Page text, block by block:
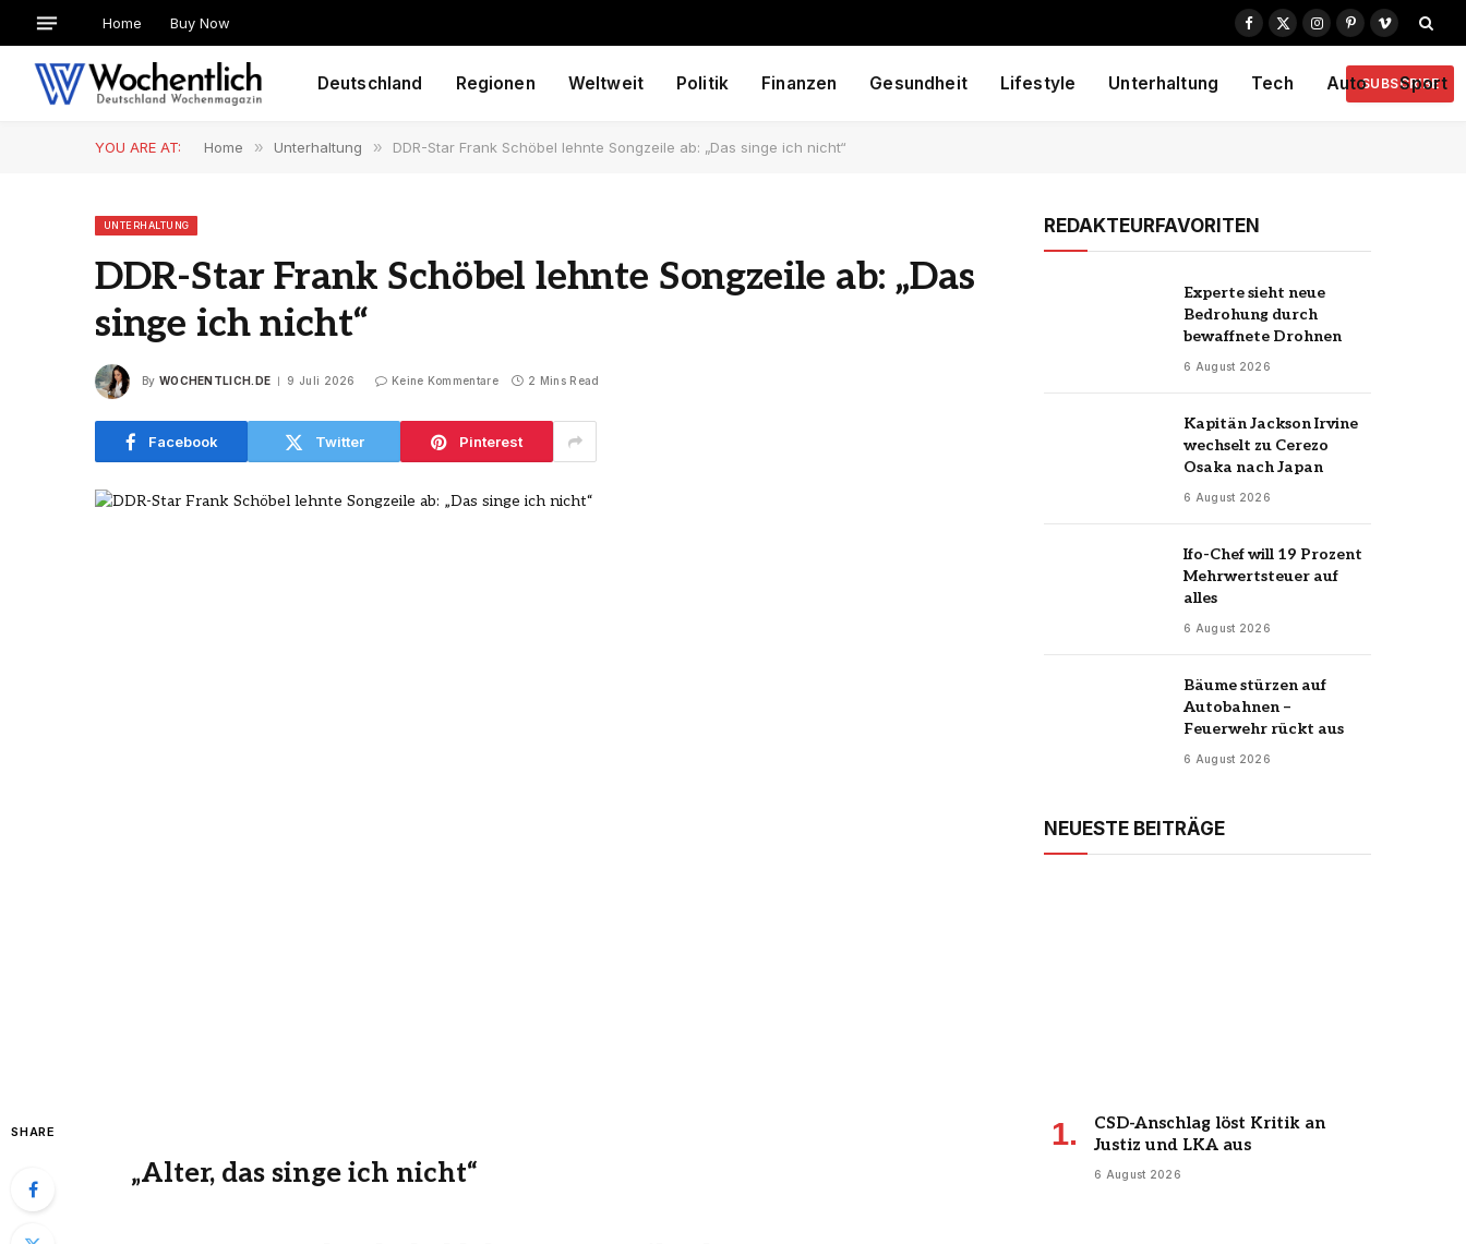
Home Buy Now
Facebook
X
Instagram
PinterestVimeo
Deutschland Regionen Weltweit Politik Finanzen Gesundheit Lifestyle Unterhaltung Tech Auto Sport
SUBSCRIBE
YOU ARE AT: Home » Unterhaltung » DDR-Star Frank Schöbel lehnte Songzeile ab: „Das singe ich nicht“
UNTERHALTUNG
DDR-Star Frank Schöbel lehnte Songzeile ab: „Das
singe ich nicht“
By WOCHENTLICH.DE 9 Juli 2026 Keine Kommentare 2 Mins Read
Facebook Twitter Pinterest
SHARE
„Alter, das singe ich nicht“
REDAKTEURFAVORITEN
Experte sieht neue
Bedrohung durch
bewaffnete Drohnen
6 August 2026
Kapitän Jackson Irvine
wechselt zu Cerezo
Osaka nach Japan
6 August 2026
Ifo-Chef will 19 Prozent
Mehrwertsteuer auf
alles
6 August 2026
Bäume stürzen auf
Autobahnen –
Feuerwehr rückt aus
6 August 2026
NEUESTE BEITRÄGE
CSD-Anschlag löst Kritik an
Justiz und LKA aus
6 August 2026